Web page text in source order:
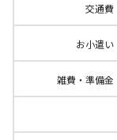
交通費
お小遣い
雑費・準備金